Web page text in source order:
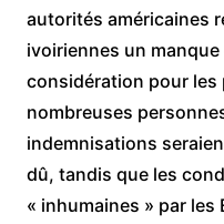
autorités américaines
ivoiriennes un
considération pour les
nombreuses
indemnisations
dû, tandis que les
« inhumaines » par